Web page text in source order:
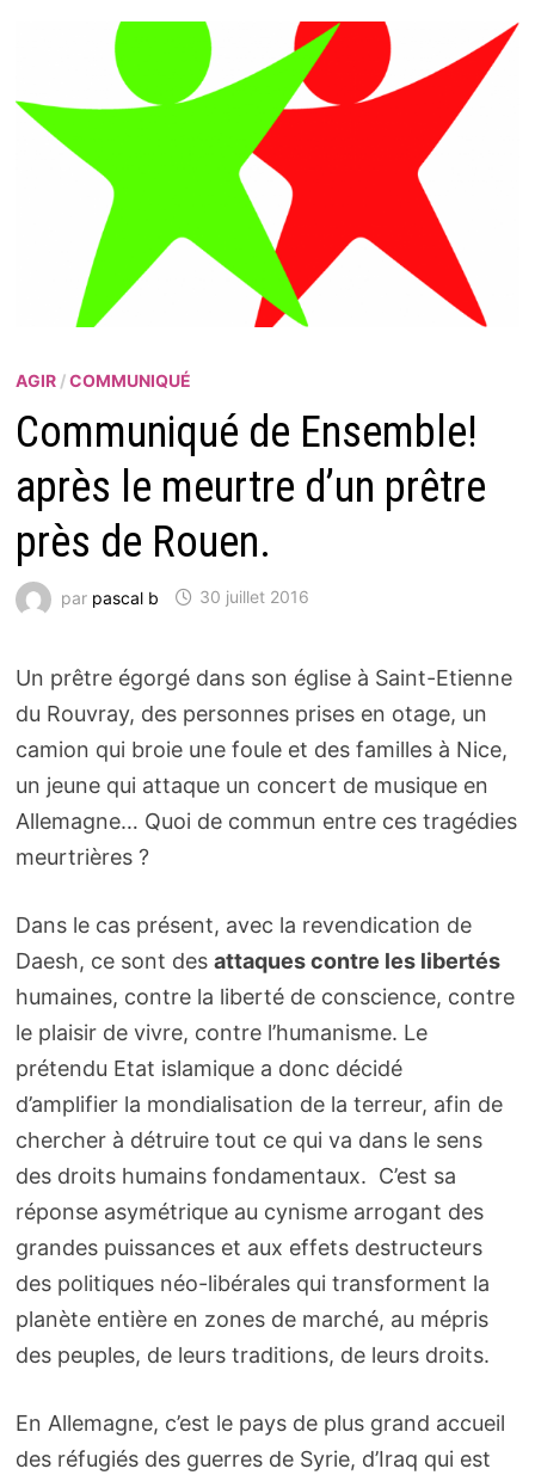
AGIR/COMMUNIQUÉ
Communiqué de Ensemble!
après le meurtre d’un prêtre
près de Rouen.
par pascal b 30 juillet 2016
Un prêtre égorgé dans son église à Saint-Etienne
du Rouvray, des personnes prises en otage, un
camion qui broie une foule et des familles à Nice,
un jeune qui attaque un concert de musique en
Allemagne… Quoi de commun entre ces tragédies
meurtrières ?
Dans le cas présent, avec la revendication de
Daesh, ce sont des attaques contre les libertés
humaines, contre la liberté de conscience, contre
le plaisir de vivre, contre l’humanisme. Le
prétendu Etat islamique a donc décidé
d’amplifier la mondialisation de la terreur, afin de
chercher à détruire tout ce qui va dans le sens
des droits humains fondamentaux. C’est sa
réponse asymétrique au cynisme arrogant des
grandes puissances et aux effets destructeurs
des politiques néo-libérales qui transforment la
planète entière en zones de marché, au mépris
des peuples, de leurs traditions, de leurs droits.
En Allemagne, c’est le pays de plus grand accueil
des réfugiés des guerres de Syrie, d’Iraq qui est